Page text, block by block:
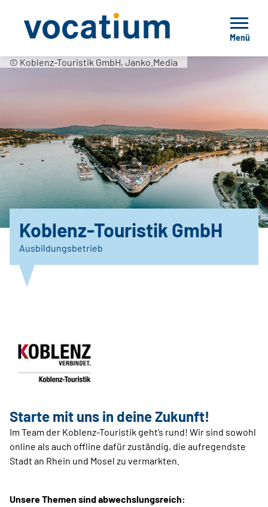
Menü
© Koblenz-Touristik GmbH, Janko.Media
Koblenz-Touristik GmbH
Ausbildungsbetrieb
Starte mit uns in deine Zukunft!
Im Team der Koblenz-Touristik geht’s rund! Wir sind sowohl
online als auch offline dafür zuständig, die aufregendste
Stadt an Rhein und Mosel zu vermarkten.
Unsere Themen sind abwechslungsreich: